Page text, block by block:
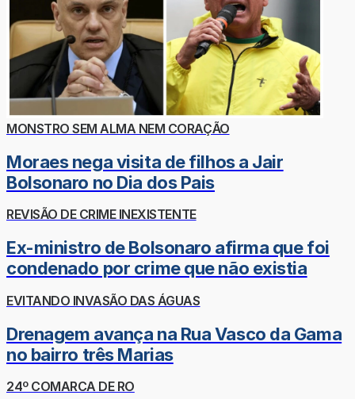
MONSTRO SEM ALMA NEM CORAÇÃO
Moraes nega visita de filhos a Jair
Bolsonaro no Dia dos Pais
REVISÃO DE CRIME INEXISTENTE
Ex-ministro de Bolsonaro afirma que foi
condenado por crime que não existia
EVITANDO INVASÃO DAS ÁGUAS
Drenagem avança na Rua Vasco da Gama
no bairro três Marias
24º COMARCA DE RO